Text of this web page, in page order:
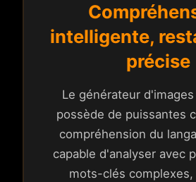
intelligente,
précise
Le générateur d'images
possède de puissantes
compréhension du
capable d'analyser avec
mots-clés